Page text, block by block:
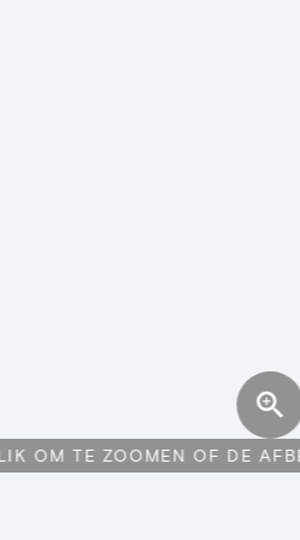
OM TE ZOOMEN OF DE